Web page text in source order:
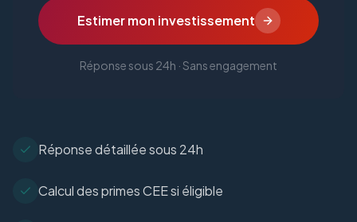
Estimer mon investissement
Réponse sous 24h · Sans engagement
Réponse détaillée sous 24h
Calcul des primes CEE si éligible